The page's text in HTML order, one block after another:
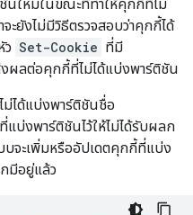
นใหม่ในขณะที่ทำให้คุกกี้ที่ไม่
ะยังไม่มีวิธีตรวจสอบว่าคุกกี้ได้
ว Set-Cookie ที่มี
งผลต่อคุกกี้ที่ไม่ได้แบ่งพาร์ติชัน
ม่ได้แบ่งพาร์ติชันชื่อ
บ่งพาร์ติชันไว้ให้ไม่ได้รับผลก
บจะเพิ่มหรืออัปเดตคุกกี้ที่แบ่ง
มีอยู่แล้ว